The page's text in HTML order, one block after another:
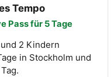
Tempo
Pass für 5 Tage
2 Kindern
in Stockholm und